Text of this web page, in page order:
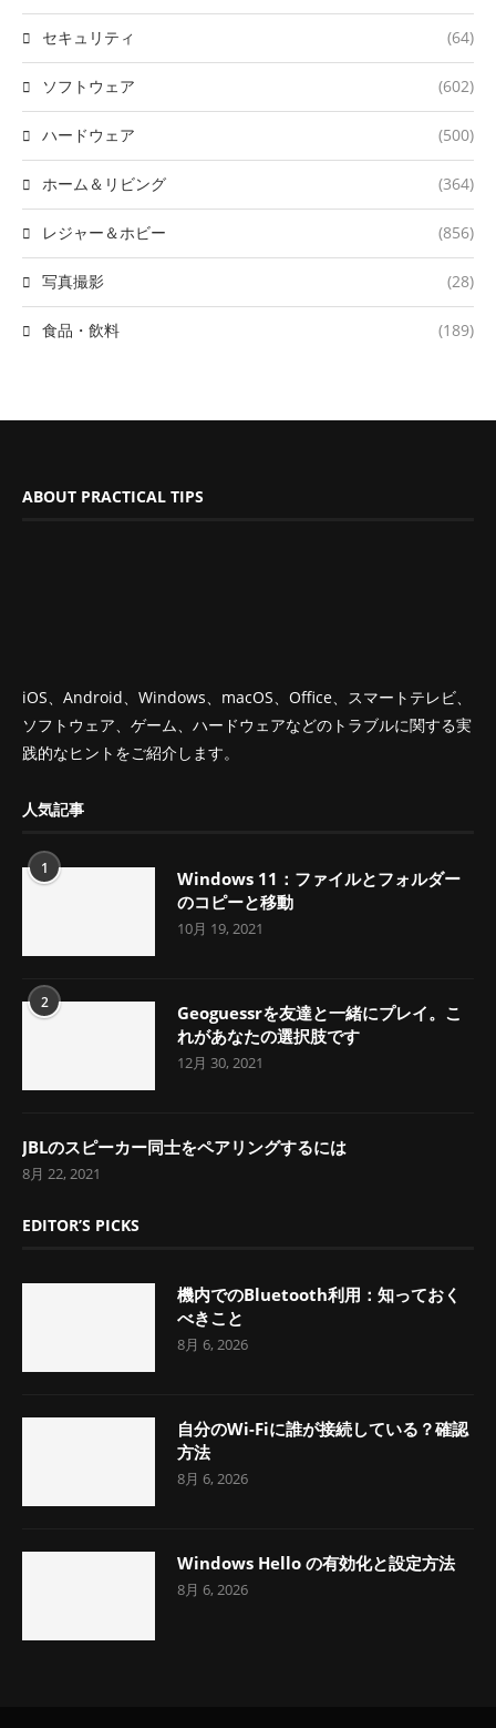
セキュリティ (64)
ソフトウェア (602)
ハードウェア (500)
ホーム＆リビング (364)
レジャー＆ホビー (856)
写真撮影 (28)
食品・飲料 (189)
ABOUT PRACTICAL TIPS
iOS、Android、Windows、macOS、Office、スマートテレビ、
ソフトウェア、ゲーム、ハードウェアなどのトラブルに関する実
践的なヒントをご紹介します。
人気記事
1
Windows 11：ファイルとフォルダー
のコピーと移動
10月 19, 2021
2
Geoguessrを友達と一緒にプレイ。こ
れがあなたの選択肢です
12月 30, 2021
JBLのスピーカー同士をペアリングするには
8月 22, 2021
EDITOR’S PICKS
機内でのBluetooth利用：知っておく
べきこと
8月 6, 2026
自分のWi-Fiに誰が接続している？確認
方法
8月 6, 2026
Windows Hello の有効化と設定方法
8月 6, 2026